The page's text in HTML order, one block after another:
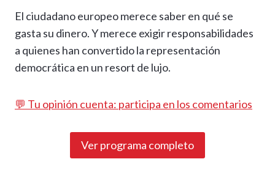
El ciudadano europeo merece saber en qué se
gasta su dinero. Y merece exigir responsabilidades
a quienes han convertido la representación
democrática en un resort de lujo.
💬 Tu opinión cuenta: participa en los comentarios
Ver programa completo